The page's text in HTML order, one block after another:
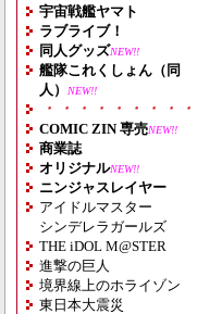
宇宙戦艦ヤマト
ラブライブ！
同人グッズNEW!!
艦隊これくしょん（同
人）
NEW!!
・・・・・・・・
COMIC ZIN 専売NEW!!
商業誌
オリジナルNEW!!
ニンジャスレイヤー
アイドルマスター
シンデレラガールズ
THE iDOL M@STER
進撃の巨人
境界線上のホライゾン
東日本大震災